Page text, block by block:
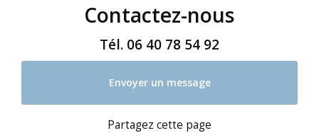
Contactez-nous
Tél. 06 40 78 54 92
Envoyer un message
Partagez cette page